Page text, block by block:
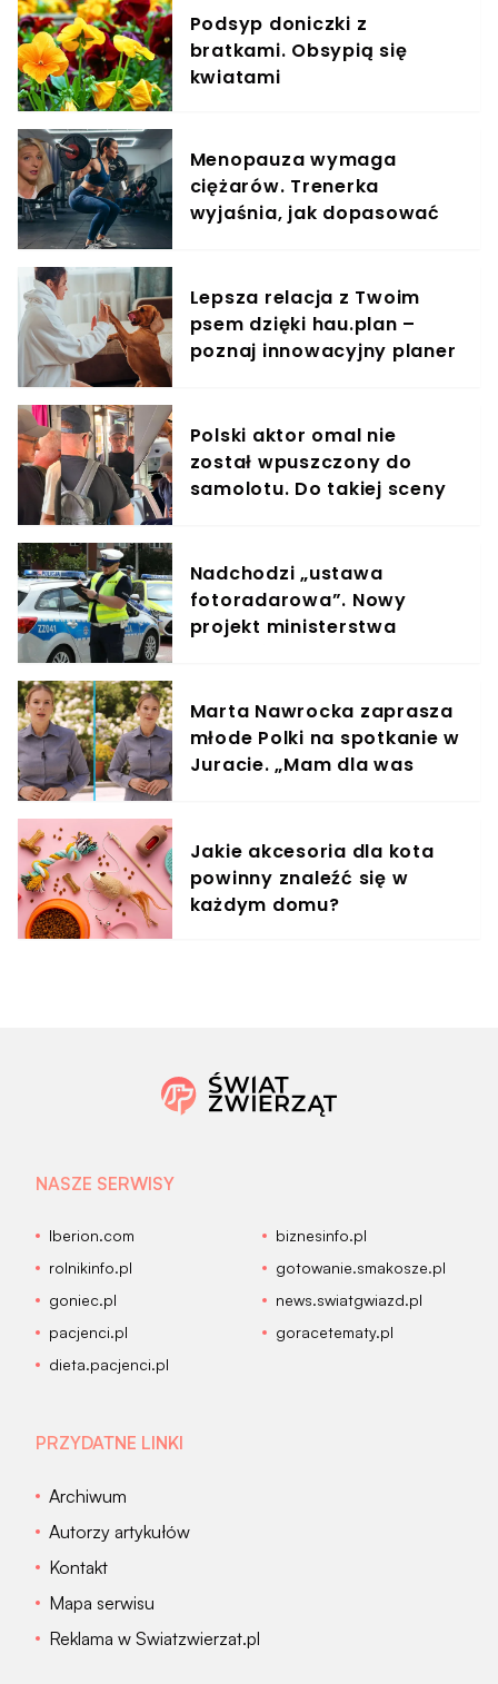
Podsyp doniczki z
bratkami. Obsypią się
kwiatami
Menopauza wymaga
ciężarów. Trenerka
wyjaśnia, jak dopasować
Lepsza relacja z Twoim
psem dzięki hau.plan –
poznaj innowacyjny planer
Polski aktor omal nie
został wpuszczony do
samolotu. Do takiej sceny
Nadchodzi „ustawa
fotoradarowa”. Nowy
projekt ministerstwa
Marta Nawrocka zaprasza
młode Polki na spotkanie w
Juracie. „Mam dla was
Jakie akcesoria dla kota
powinny znaleźć się w
każdym domu?
NASZE SERWISY
Iberion.com
biznesinfo.pl
rolnikinfo.pl
gotowanie.smakosze.pl
goniec.pl
news.swiatgwiazd.pl
pacjenci.pl
goracetematy.pl
dieta.pacjenci.pl
PRZYDATNE LINKI
Archiwum
Autorzy artykułów
Kontakt
Mapa serwisu
Reklama w Swiatzwierzat.pl